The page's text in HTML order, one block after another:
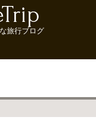
旅行ブログ